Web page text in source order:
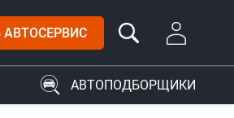
АВТОПОДБОРЩИКИ